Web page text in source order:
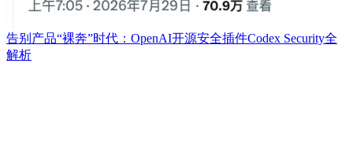
告别产品“裸奔”时代：OpenAI开源安全插件Codex Security全
解析